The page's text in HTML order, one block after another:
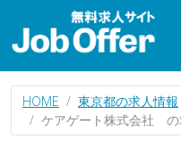
HOME 東京都の求人情報
ケアゲート株式会社 の